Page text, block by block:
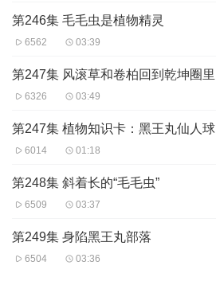
第246集 毛毛虫是植物精灵
6562 03:39
第247集 风滚草和卷柏回到乾坤圈里
6326 03:49
第247集 植物知识卡：黑王丸仙人球
6014 01:18
第248集 斜着长的“毛毛虫”
6509 03:37
第249集 身陷黑王丸部落
6504 03:36